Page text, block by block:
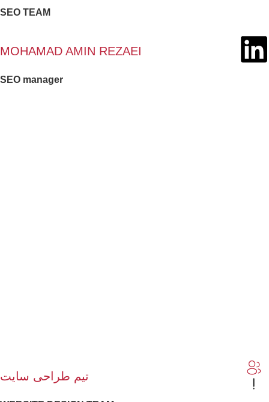
SEO TEAM
MOHAMAD AMIN REZAEI
SEO manager
تیم طراحی سایت